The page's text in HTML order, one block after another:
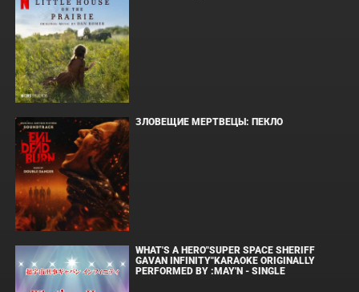
ЗЛОВЕЩИЕ МЕРТВЕЦЫ: ПЕКЛО
WHAT'S A HERO"SUPER SPACE SHERIFF
GAVAN INFINITY"KARAOKE ORIGINALLY
PERFORMED BY :MAY'N - SINGLE